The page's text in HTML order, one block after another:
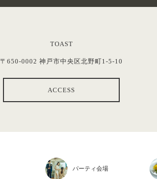
TOAST
〒650-0002 神戸市中央区北野町1-5-10
ACCESS
パーティ会場